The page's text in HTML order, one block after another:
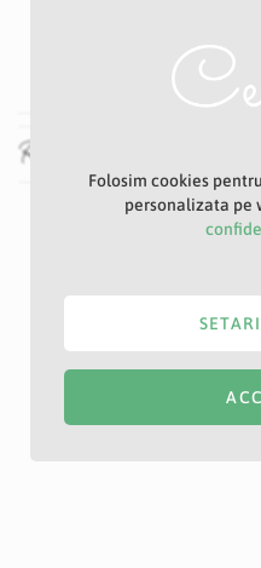
Recenzii
Folosim cookies
personalizata pe